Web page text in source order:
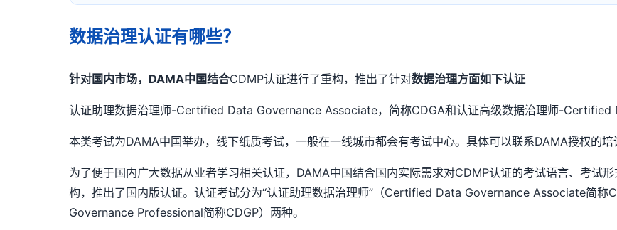
数据治理认证有哪些？
针对国内市场，DAMA中国结合CDMP认证进行了重构，推出了针对数据治理方面如下认证
认证助理数据治理师-Certified Data Governance Associate，简称CDGA和认证高级数据治理师-Certified
本类考试为DAMA中国举办，线下纸质考试，一般在一线城市都会有考试中心。具体可以联系DAMA授权的
为了便于国内广大数据从业者学习相关认证，DAMA中国结合国内实际需求对CDMP认证的考试语言、考试
构，推出了国内版认证。认证考试分为“认证助理数据治理师”（Certified Data Governance Associate简称
Governance Professional简称CDGP）两种。